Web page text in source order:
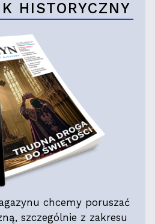
HISTORYCZNY
chcemy poruszać
szczególnie z zakresu